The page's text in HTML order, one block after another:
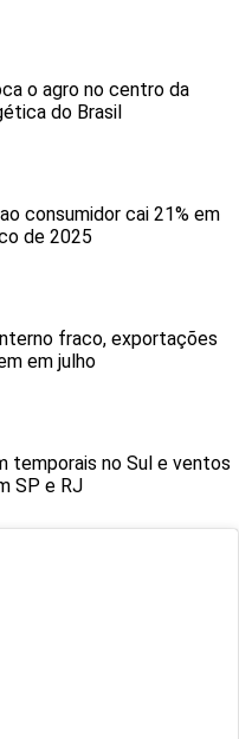
o agro no centro da
do Brasil
consumidor cai 21% em
de 2025
fraco, exportações
em julho
temporais no Sul e ventos
SP e RJ